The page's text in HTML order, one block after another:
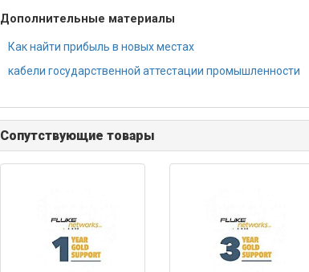
Дополнительные материалы
Как найти прибыль в новых местах
кабели государственной аттестации промышленности
Сопутствующие товары